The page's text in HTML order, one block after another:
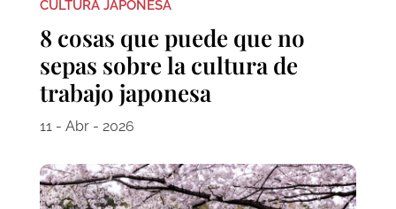
CULTURA JAPONESA
8 cosas que puede que no
sepas sobre la cultura de
trabajo japonesa
11 - Abr - 2026